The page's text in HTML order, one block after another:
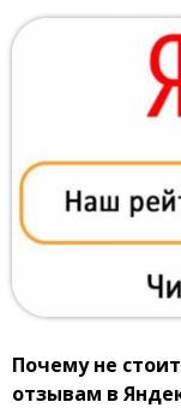
Почему не
отзывам в